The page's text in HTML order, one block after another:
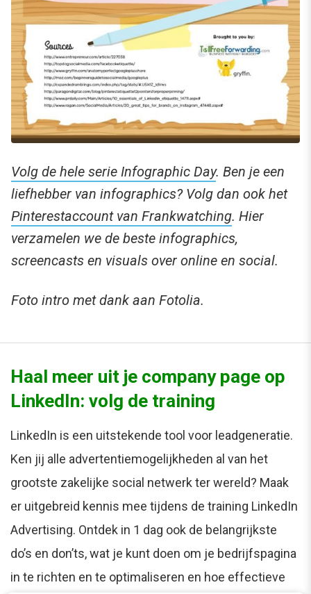
Volg de hele serie Infographic Day. Ben je een
liefhebber van infographics? Volg dan ook het
Pinterestaccount van Frankwatching. Hier
verzamelen we de beste infographics,
screencasts en visuals over online en social.
Foto intro met dank aan Fotolia.
Haal meer uit je company page op
LinkedIn: volg de training
LinkedIn is een uitstekende tool voor leadgeneratie.
Ken jij alle advertentiemogelijkheden al van het
grootste zakelijke social netwerk ter wereld? Maak
er uitgebreid kennis mee tijdens de training LinkedIn
Advertising. Ontdek in 1 dag ook de belangrijkste
do’s en don’ts, wat je kunt doen om je bedrijfspagina
in te richten en te optimaliseren en hoe effectieve